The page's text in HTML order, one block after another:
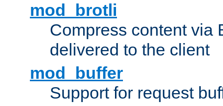
mod_brotli
Compress content via
delivered to the client
mod_buffer
Support for request